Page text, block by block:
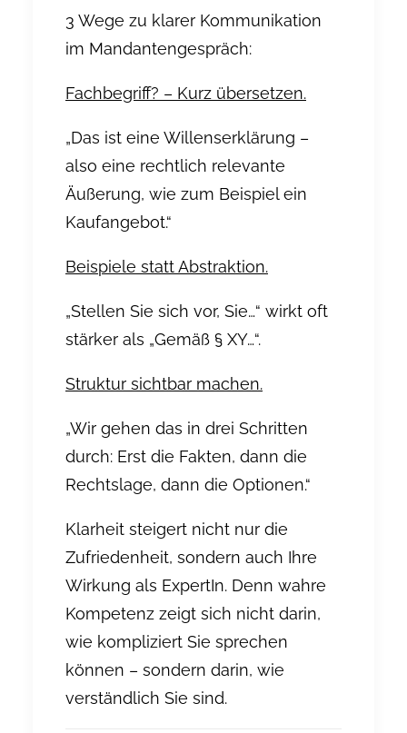
3 Wege zu klarer Kommunikation
im Mandantengespräch:
Fachbegriff? – Kurz übersetzen.
„Das ist eine Willenserklärung –
also eine rechtlich relevante
Äußerung, wie zum Beispiel ein
Kaufangebot.“
Beispiele statt Abstraktion.
„Stellen Sie sich vor, Sie…“ wirkt oft
stärker als „Gemäß § XY…“.
Struktur sichtbar machen.
„Wir gehen das in drei Schritten
durch: Erst die Fakten, dann die
Rechtslage, dann die Optionen.“
Klarheit steigert nicht nur die
Zufriedenheit, sondern auch Ihre
Wirkung als ExpertIn. Denn wahre
Kompetenz zeigt sich nicht darin,
wie kompliziert Sie sprechen
können – sondern darin, wie
verständlich Sie sind.